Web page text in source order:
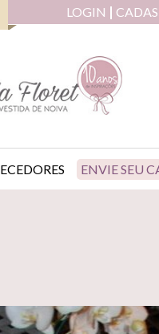
LOGIN
ENVIE SEU